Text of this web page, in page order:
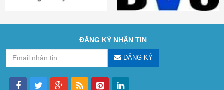
ĐĂNG KÝ NHẬN TIN
ĐĂNG KÝ